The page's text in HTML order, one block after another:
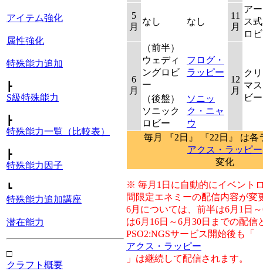
アイテム強化
属性強化
特殊能力追加
┣
S級特殊能力
┣
特殊能力一覧（比較表）
┣
特殊能力因子
┗
特殊能力追加講座
潜在能力
□
クラフト概要
5
月
なし なし
11
月
ア
ス
ロ
6
月
（前半）
ウェディ
ングロビ
ー
フログ・
ラッピー
12
月
ク
マ
ビー
（後盤）
ソニック
ロビー
ソニッ
ク・ニャ
ウ
毎月 『2日』 『22日』 は各
アクス・ラッピー
変化
※ 毎月1日に自動的にイベント
間限定エネミーの配信内容が変
6月については、前半は6月1日
は6月16日～6月30日までの配信
PSO2:NGSサービス開始後も「
アクス・ラッピー
」は継続して配信されます。